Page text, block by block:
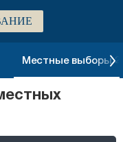
Местные выборы